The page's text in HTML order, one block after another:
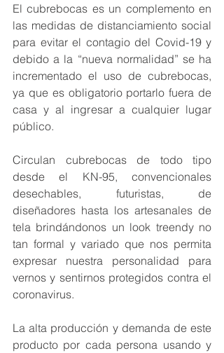
El cubrebocas es un complemento en
las medidas de distanciamiento social
para evitar el contagio del Covid-19 y
debido a la “nueva normalidad” se ha
incrementado el uso de cubrebocas,
ya que es obligatorio portarlo fuera de
casa y al ingresar a cualquier lugar
público.
Circulan cubrebocas de todo tipo
desde el KN-95, convencionales
desechables, futuristas, de
diseñadores hasta los artesanales de
tela brindándonos un look treendy no
tan formal y variado que nos permita
expresar nuestra personalidad para
vernos y sentirnos protegidos contra el
coronavirus.
La alta producción y demanda de este
producto por cada persona usando y